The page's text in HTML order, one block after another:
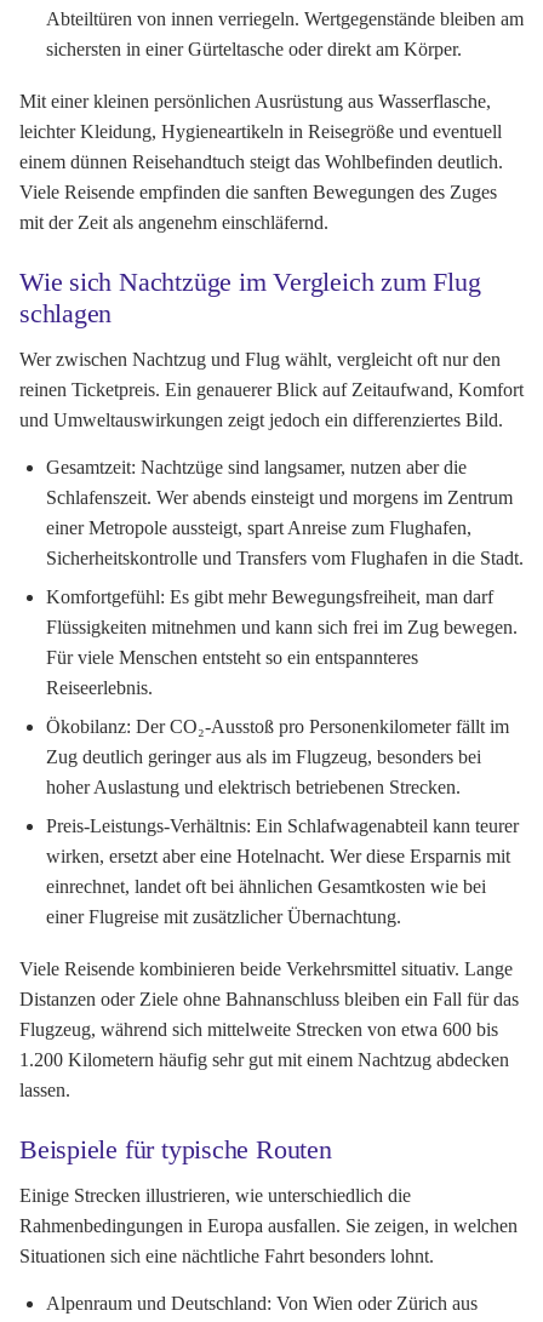
Abteiltüren von innen verriegeln. Wertgegenstände bleiben am
sichersten in einer Gürteltasche oder direkt am Körper.
Mit einer kleinen persönlichen Ausrüstung aus Wasserflasche,
leichter Kleidung, Hygieneartikeln in Reisegröße und eventuell
einem dünnen Reisehandtuch steigt das Wohlbefinden deutlich.
Viele Reisende empfinden die sanften Bewegungen des Zuges
mit der Zeit als angenehm einschläfernd.
Wie sich Nachtzüge im Vergleich zum Flug
schlagen
Wer zwischen Nachtzug und Flug wählt, vergleicht oft nur den
reinen Ticketpreis. Ein genauerer Blick auf Zeitaufwand, Komfort
und Umweltauswirkungen zeigt jedoch ein differenziertes Bild.
Gesamtzeit: Nachtzüge sind langsamer, nutzen aber die
Schlafenszeit. Wer abends einsteigt und morgens im Zentrum
einer Metropole aussteigt, spart Anreise zum Flughafen,
Sicherheitskontrolle und Transfers vom Flughafen in die Stadt.
Komfortgefühl: Es gibt mehr Bewegungsfreiheit, man darf
Flüssigkeiten mitnehmen und kann sich frei im Zug bewegen.
Für viele Menschen entsteht so ein entspannteres
Reiseerlebnis.
Ökobilanz: Der CO₂-Ausstoß pro Personenkilometer fällt im
Zug deutlich geringer aus als im Flugzeug, besonders bei
hoher Auslastung und elektrisch betriebenen Strecken.
Preis-Leistungs-Verhältnis: Ein Schlafwagenabteil kann teurer
wirken, ersetzt aber eine Hotelnacht. Wer diese Ersparnis mit
einrechnet, landet oft bei ähnlichen Gesamtkosten wie bei
einer Flugreise mit zusätzlicher Übernachtung.
Viele Reisende kombinieren beide Verkehrsmittel situativ. Lange
Distanzen oder Ziele ohne Bahnanschluss bleiben ein Fall für das
Flugzeug, während sich mittelweite Strecken von etwa 600 bis
1.200 Kilometern häufig sehr gut mit einem Nachtzug abdecken
lassen.
Beispiele für typische Routen
Einige Strecken illustrieren, wie unterschiedlich die
Rahmenbedingungen in Europa ausfallen. Sie zeigen, in welchen
Situationen sich eine nächtliche Fahrt besonders lohnt.
Alpenraum und Deutschland: Von Wien oder Zürich aus